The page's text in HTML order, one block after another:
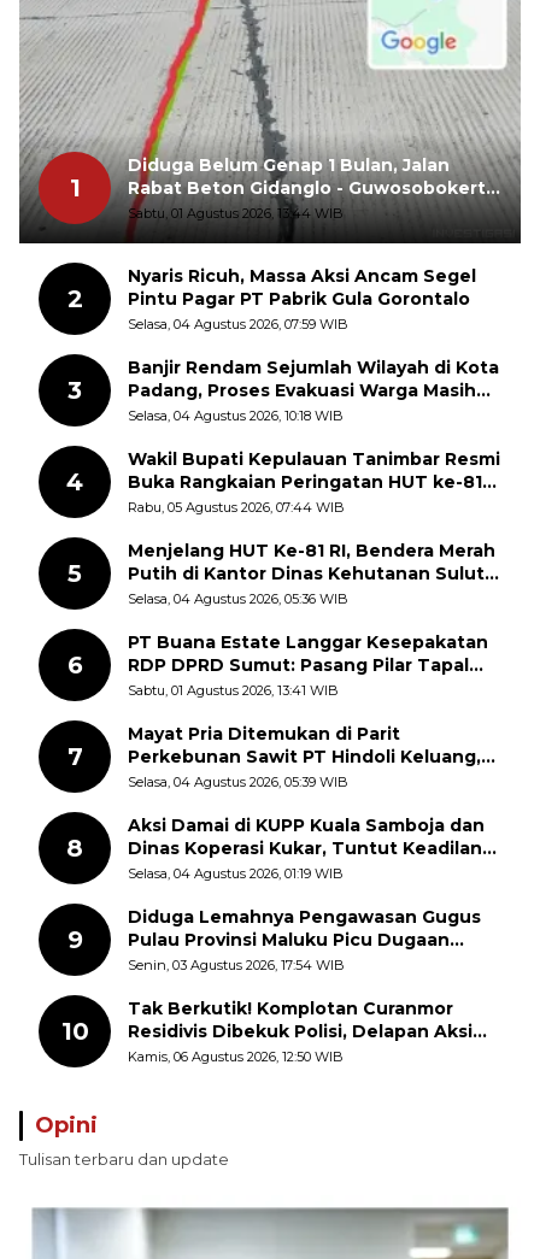
1
Diduga Belum Genap 1 Bulan, Jalan
Rabat Beton Gidanglo - Guwosobokerto
Sudah Pecah
Sabtu, 01 Agustus 2026, 13:44 WIB
2
Nyaris Ricuh, Massa Aksi Ancam Segel
Pintu Pagar PT Pabrik Gula Gorontalo
Selasa, 04 Agustus 2026, 07:59 WIB
3
Banjir Rendam Sejumlah Wilayah di Kota
Padang, Proses Evakuasi Warga Masih
Berlangsung
Selasa, 04 Agustus 2026, 10:18 WIB
4
Wakil Bupati Kepulauan Tanimbar Resmi
Buka Rangkaian Peringatan HUT ke-81
Kemerdekaan RI, ASN Diajak Perkuat
Rabu, 05 Agustus 2026, 07:44 WIB
5
Menjelang HUT Ke-81 RI, Bendera Merah
Putih di Kantor Dinas Kehutanan Sulut
Disorot Warga
Selasa, 04 Agustus 2026, 05:36 WIB
6
PT Buana Estate Langgar Kesepakatan
RDP DPRD Sumut: Pasang Pilar Tapal
Batas Sepihak Tanpa Libatkan
Sabtu, 01 Agustus 2026, 13:41 WIB
7
Mayat Pria Ditemukan di Parit
Perkebunan Sawit PT Hindoli Keluang,
Polisi Selidiki Penyebab Kematian
Selasa, 04 Agustus 2026, 05:39 WIB
8
Aksi Damai di KUPP Kuala Samboja dan
Dinas Koperasi Kukar, Tuntut Keadilan
dan Kesempatan Kerja yang Adil
Selasa, 04 Agustus 2026, 01:19 WIB
9
Diduga Lemahnya Pengawasan Gugus
Pulau Provinsi Maluku Picu Dugaan
Pungli terhadap Nelayan Bale-Bale di
Senin, 03 Agustus 2026, 17:54 WIB
10
Tak Berkutik! Komplotan Curanmor
Residivis Dibekuk Polisi, Delapan Aksi
Curanmor Di Candipuro Terungkap
Kamis, 06 Agustus 2026, 12:50 WIB
Opini
Tulisan terbaru dan update